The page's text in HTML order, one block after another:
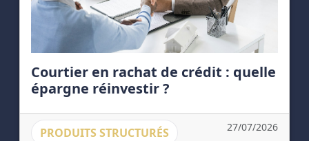
Courtier en rachat de crédit : quelle
épargne réinvestir ?
PRODUITS STRUCTURÉS 27/07/2026